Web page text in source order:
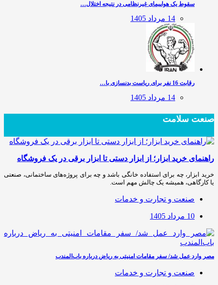
سقوط یک هواپیمای غیرنظامی در نتیجه اختلال…
14 مرداد 1405
رقابت 16 نفر برای ریاست بدنسازی با…
14 مرداد 1405
صنعت سلامت
راهنمای خرید ابزار؛ از ابزار دستی تا ابزار برقی در یک فروشگاه
خرید ابزار، چه برای استفاده خانگی باشد و چه برای پروژه‌های ساختمانی، صنعتی
یا کارگاهی، همیشه یک چالش مهم است.
صنعت و تجارت و خدمات
10 مرداد 1405
مصر وارد عمل شد/ سفر مقامات امنیتی به ریاض درباره باب‌المندب
صنعت و تجارت و خدمات